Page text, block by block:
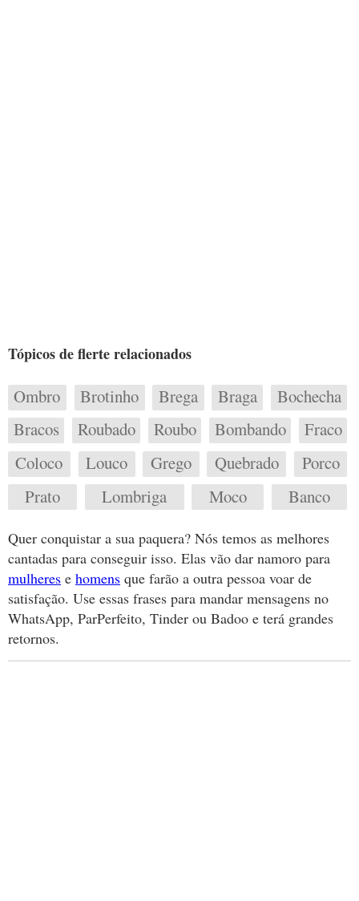
Tópicos de flerte relacionados
Ombro Brotinho Brega Braga
Bochecha
Bracos
Roubado Roubo Bombando
Fraco
Coloco
Louco Grego Quebrado
Porco
Prato
Lombriga Moco Banco
Quer conquistar a sua paquera? Nós temos as melhores
cantadas para conseguir isso. Elas vão dar namoro para
mulheres e homens que farão a outra pessoa voar de
satisfação. Use essas frases para mandar mensagens no
WhatsApp, ParPerfeito, Tinder ou Badoo e terá grandes
retornos.